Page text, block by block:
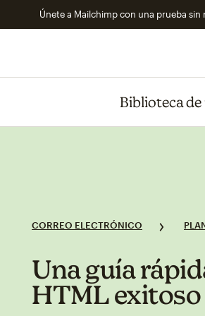
Únete a Mailchimp con una prueba sin
Biblioteca
CORREO ELECTRÓNICO
Una guía
HTML exitoso